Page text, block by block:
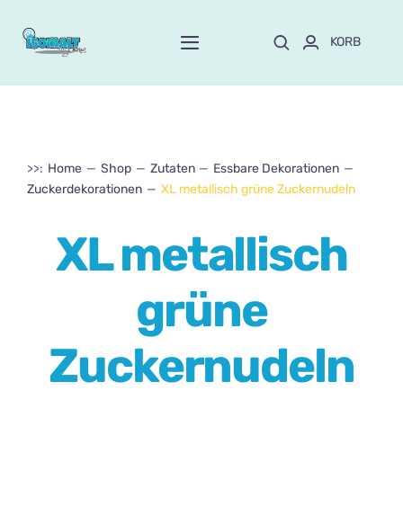
Toggle
Anpassen und bestellen
Blog
KORB
>>: Home Shop Zutaten
Essbare Dekorationen
Zuckerdekorationen
XL metallisch grüne Zuckernudeln
XL metallisch
grüne
Zuckernudeln